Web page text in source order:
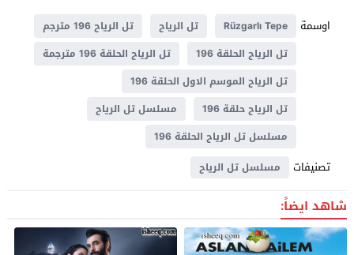
اوسمة
Rüzgarlı Tepe تل الرياح
تل الرياح 196 مترجم
تل الرياح الحلقة 196
تل الرياح الحلقة 196 مترجمة
تل الرياح الموسم الاول الحلقة 196
تل الرياح حلقة 196
مسلسل تل الرياح
مسلسل تل الرياح الحلقة 196
تصنيفات مسلسل تل الرياح
شاهد ايضاً: